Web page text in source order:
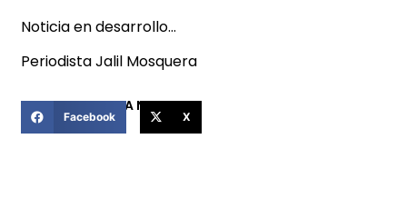
Noticia en desarrollo…
Periodista Jalil Mosquera
COMPARTIR ESTA NOTICIA
Facebook X